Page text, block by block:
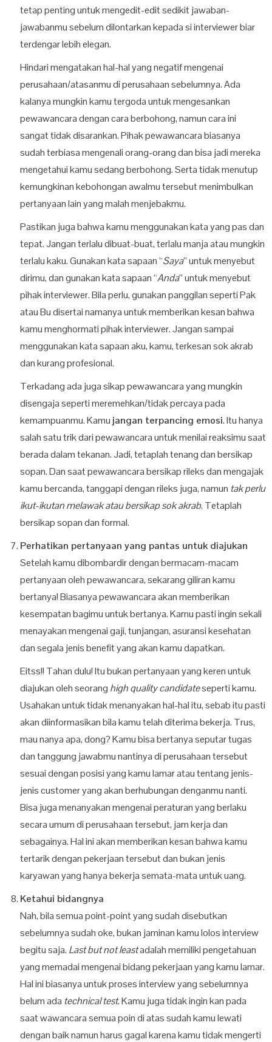
tetap penting untuk mengedit-edit sedikit jawaban-
jawabanmu sebelum dilontarkan kepada si interviewer biar
terdengar lebih elegan.
Hindari mengatakan hal-hal yang negatif mengenai
perusahaan/atasanmu di perusahaan sebelumnya. Ada
kalanya mungkin kamu tergoda untuk mengesankan
pewawancara dengan cara berbohong, namun cara ini
sangat tidak disarankan. Pihak pewawancara biasanya
sudah terbiasa mengenali orang-orang dan bisa jadi mereka
mengetahui kamu sedang berbohong. Serta tidak menutup
kemungkinan kebohongan awalmu tersebut menimbulkan
pertanyaan lain yang malah menjebakmu.
Pastikan juga bahwa kamu menggunakan kata yang pas dan
tepat. Jangan terlalu dibuat-buat, terlalu manja atau mungkin
terlalu kaku. Gunakan kata sapaan “Saya” untuk menyebut
dirimu, dan gunakan kata sapaan “Anda” untuk menyebut
pihak interviewer. Bila perlu, gunakan panggilan seperti Pak
atau Bu disertai namanya untuk memberikan kesan bahwa
kamu menghormati pihak interviewer. Jangan sampai
menggunakan kata sapaan aku, kamu, terkesan sok akrab
dan kurang profesional.
Terkadang ada juga sikap pewawancara yang mungkin
disengaja seperti meremehkan/tidak percaya pada
kemampuanmu. Kamu jangan terpancing emosi. Itu hanya
salah satu trik dari pewawancara untuk menilai reaksimu saat
berada dalam tekanan. Jadi, tetaplah tenang dan bersikap
sopan. Dan saat pewawancara bersikap rileks dan mengajak
kamu bercanda, tanggapi dengan rileks juga, namun tak perlu
ikut-ikutan melawak atau bersikap sok akrab. Tetaplah
bersikap sopan dan formal.
Perhatikan pertanyaan yang pantas untuk diajukan
Setelah kamu dibombardir dengan bermacam-macam
pertanyaan oleh pewawancara, sekarang giliran kamu
bertanya! Biasanya pewawancara akan memberikan
kesempatan bagimu untuk bertanya. Kamu pasti ingin sekali
menayakan mengenai gaji, tunjangan, asuransi kesehatan
dan segala jenis benefit yang akan kamu dapatkan.
Eitss!! Tahan dulu! Itu bukan pertanyaan yang keren untuk
diajukan oleh seorang high quality candidateseperti kamu.
Usahakan untuk tidak menanyakan hal-hal itu, sebab itu pasti
akan diinformasikan bila kamu telah diterima bekerja. Trus,
mau nanya apa, dong? Kamu bisa bertanya seputar tugas
dan tanggung jawabmu nantinya di perusahaan tersebut
sesuai dengan posisi yang kamu lamar atau tentang jenis-
jenis customer yang akan berhubungan denganmu nanti.
Bisa juga menanyakan mengenai peraturan yang berlaku
secara umum di perusahaan tersebut, jam kerja dan
sebagainya. Hal ini akan memberikan kesan bahwa kamu
tertarik dengan pekerjaan tersebut dan bukan jenis
karyawan yang hanya bekerja semata-mata untuk uang.
Ketahui bidangnya
Nah, bila semua point-point yang sudah disebutkan
sebelumnya sudah oke, bukan jaminan kamu lolos interview
begitu saja. Last but not leastadalah memiliki pengetahuan
yang memadai mengenai bidang pekerjaan yang kamu lamar.
Hal ini biasanya untuk proses interview yang sebelumnya
belum ada technical test. Kamu juga tidak ingin kan pada
saat wawancara semua poin di atas sudah kamu lewati
dengan baik namun harus gagal karena kamu tidak mengerti